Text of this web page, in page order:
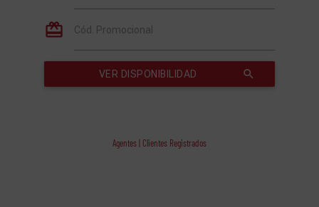
Agentes | Clientes Registrados